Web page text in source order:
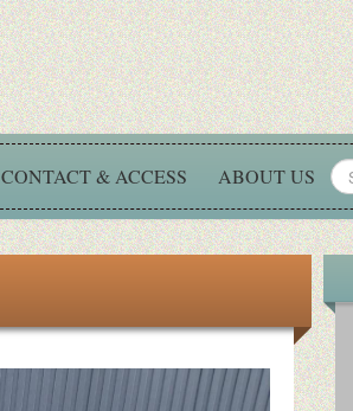
CONTACT & ACCESS ABOUT US